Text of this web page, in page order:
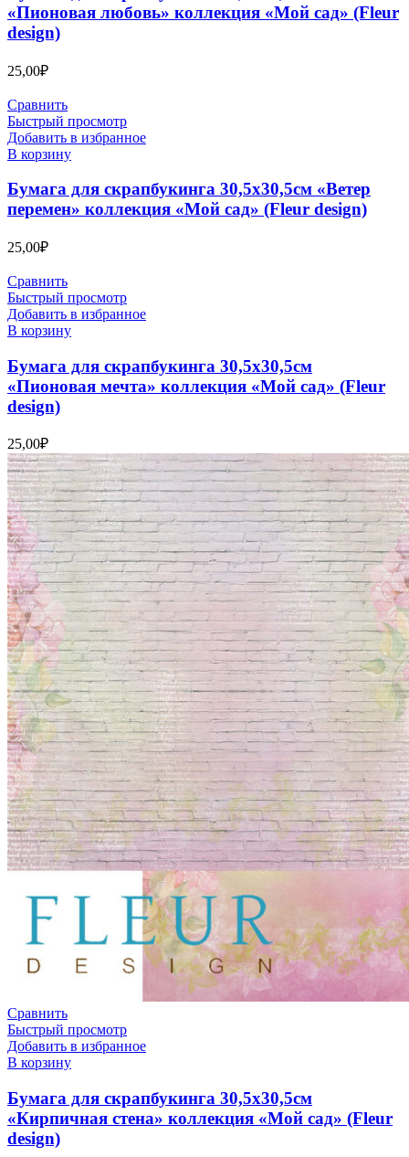
«Пионовая любовь» коллекция «Мой сад» (Fleur
design)
25,00₽
Сравнить
Быстрый просмотр
Добавить в избранное
В корзину
Бумага для скрапбукинга 30,5х30,5см «Ветер
перемен» коллекция «Мой сад» (Fleur design)
25,00₽
Сравнить
Быстрый просмотр
Добавить в избранное
В корзину
Бумага для скрапбукинга 30,5х30,5см
«Пионовая мечта» коллекция «Мой сад» (Fleur
design)
25,00₽
Сравнить
Быстрый просмотр
Добавить в избранное
В корзину
Бумага для скрапбукинга 30,5х30,5см
«Кирпичная стена» коллекция «Мой сад» (Fleur
design)